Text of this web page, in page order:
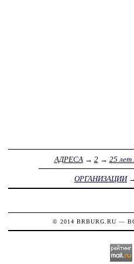
АДРЕСА → 2→ 25 лет
ОРГАНИЗАЦИИ
© 2014 BRBURG.RU —